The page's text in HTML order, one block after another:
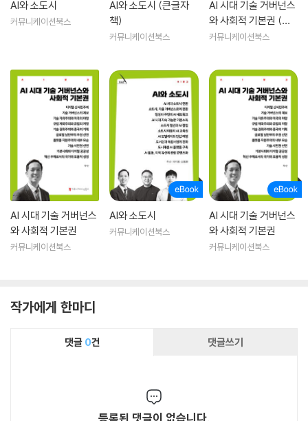
AI와 소도시
커뮤니케이션북스
AI와 소도시 (큰글자
책)
커뮤니케이션북스
AI 시대 기술 거버넌스
와 사회적 기본권 (큰
글자책)
커뮤니케이션북스
AI 시대 기술 거버넌스
와 사회적 기본권
커뮤니케이션북스
AI와 소도시
커뮤니케이션북스
AI 시대 기술 거버넌스
와 사회적 기본권
커뮤니케이션북스
작가에게 한마디
댓글 0건 댓글쓰기
등록된 댓글이 없습니다.